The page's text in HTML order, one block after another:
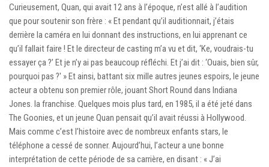
Curieusement, Quan, qui avait 12 ans à l’époque, n’est allé à l’audition
que pour soutenir son frère : « Et pendant qu’il auditionnait, j’étais
derrière la caméra en lui donnant des instructions, en lui apprenant ce
qu’il fallait faire ! Et le directeur de casting m’a vu et dit, ‘Ke, voudrais-tu
essayer ça ?’ Et je n’y ai pas beaucoup réfléchi. Et j’ai dit : ‘Ouais, bien sûr,
pourquoi pas ?' » Et ainsi, battant six mille autres jeunes espoirs, le jeune
acteur a obtenu son premier rôle, jouant Short Round dans Indiana
Jones. la franchise. Quelques mois plus tard, en 1985, il a été jeté dans
The Goonies, et un jeune Quan pensait qu’il avait réussi à Hollywood.
Mais comme c’est l’histoire avec de nombreux enfants stars, le
téléphone a cessé de sonner. Aujourd’hui, l’acteur a une bonne
interprétation de cette période de sa carrière, en disant : « J’ai